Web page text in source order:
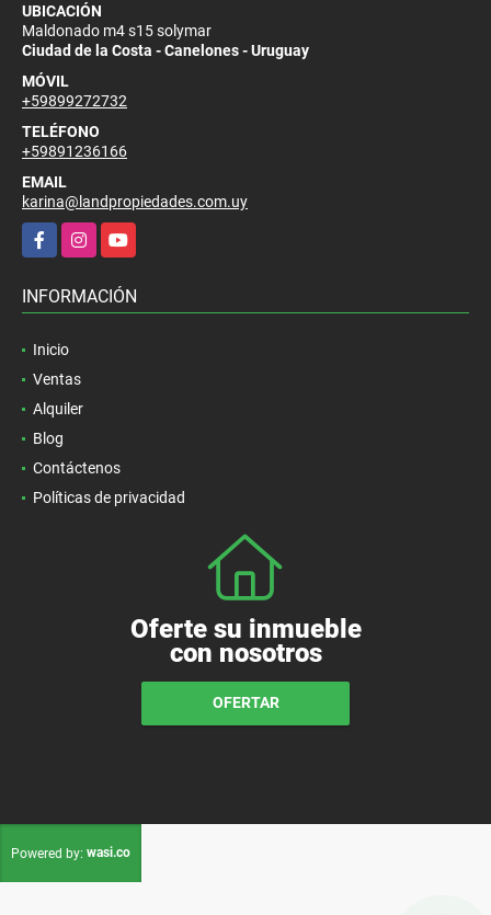
UBICACIÓN
Maldonado m4 s15 solymar
Ciudad de la Costa - Canelones - Uruguay
MÓVIL
+59899272732
TELÉFONO
+59891236166
EMAIL
karina@landpropiedades.com.uy
FacebookInstagramYouTube
INFORMACIÓN
Inicio
Ventas
Alquiler
Blog
Contáctenos
Políticas de privacidad
Oferte su inmueble
con nosotros
OFERTAR
Powered by: wasi.co